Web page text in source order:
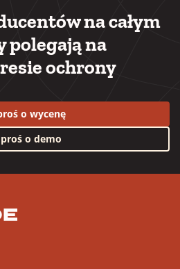
na całym
polegają na
ochrony
o wycenę
o demo